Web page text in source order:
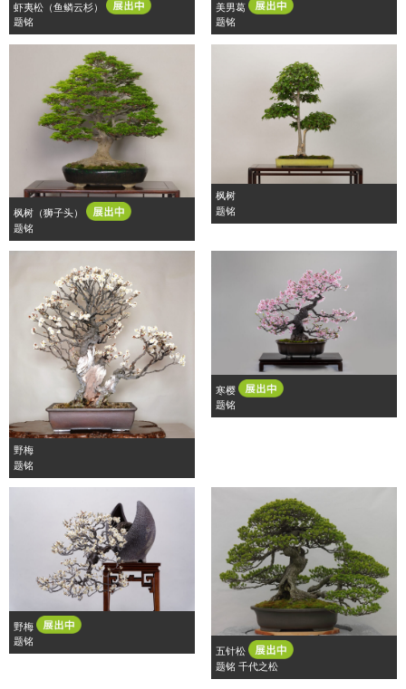
虾夷松（鱼鳞云杉）
题铭
美男葛
题铭
枫树（狮子头）
题铭
枫树
题铭
野梅
题铭
寒樱
题铭
野梅
题铭
五针松
题铭 千代之松